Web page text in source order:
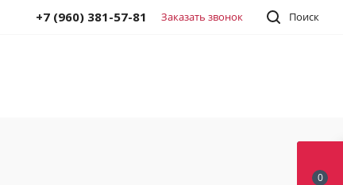
Поиск
+7 (960) 381-57-81 Заказать звонок
0